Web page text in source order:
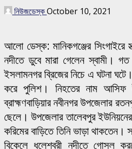
নিউজডেস্কOctober 10, 2021
আলো ডেস্ক: মানিকগঞ্জের সিংগাইরে
নদীতে ডুবে মারা গেলেন স্বামী।
ইসলামনগর ব্রিজের নিচে এ ঘটনা
করে পুলিশ। নিহতের নাম আসিফ
ব্রাহ্মণবাড়িয়ার নবীনগর উপজেলার
ছেলে। উপজেলার তালেবপুর
করিমের বাড়িতে তিনি ভাড়া থাকতেন।
বিকেলে ধলেশ্বরী নদীতে গোসল